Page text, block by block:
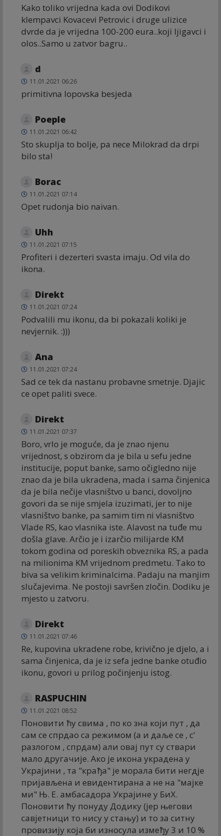
Kako toliko vrijedna kada ovi Dodikovi
klempavci Kovacevi Petrovic i druge ulizice
dvrde da je vrijedna 100-200 eura..koji ljigavci i
olos..Samo u zatvor bagru..
d
11.01.2021 06:26
primitivna lopovska besjeda
Poeple
11.01.2021 06:42
Sto skuplja to bolje, pa nece Milokrad da drpi
bilo sta!
Borac
11.01.2021 07:14
Opet rudonja bio naivan.
Uhh
11.01.2021 07:15
Profiteri i dezerteri svasta imaju. Od vila do
ikona.
Direkt
11.01.2021 07:24
Podvalili mu ikonu, da bi pokazali koliki je
nevjernik. :)))
Ana
11.01.2021 07:24
Sad ce tek da nastanu probavne smetnje. Djajic
ce opet paliti svece.
Direkt
11.01.2021 07:37
Boro, vrlo je moguće, da je znao njenu
vrijednost, s obzirom da je bila u sefu jedne
institucije, poput banke, samo očigledno nije
znao da je bila ukradena, mada i sama činjenica
da je bila nečije vlasništvo u banci, dovoljno
govori da se nije smjela izuzimati, jer to nije
vlasništvo banke, pa samim tim ni vlasništvo
Vlade RS, kao vlasnika iste. Alavost na tuđe mu
došla glave. Arčio je i izarčio milijarde KM
tokom godina od poreskih obveznika RS, a pada
na milionima KM vrijednom predmetu. Tako to
biva sa velikim kriminalcima. Padaju na manjim
slučajevima. Ne postoji savršen zločin. Dodiku je
mjesto u zatvoru.
Direkt
11.01.2021 07:46
Re, kupovina ukradene robe, krivično je djelo, a i
sama činjenica, da je iz sefa jedne banke otuđio
ikonu, govori u prilog počinjenju istog.
RASPUCHIN
11.01.2021 08:52
Поновити ћу свима , по ко зна који пут , да
сам се спрдао са режимом (а и даље се , с'
разлогом , спрдам) али овај пут су ствари
мало другачије. Ако је икона украдена у
Украјини , та "крађа" је морала бити негдје
пријављена и евидентирана а не на "мајке
ми" Њ. Е. амбасадора Украјине у БиХ.
Поновити ћу понуду Додику (јер његови
савјетници то нису у стању) и то за ситну
провизију која би износула између 3 и 10 %